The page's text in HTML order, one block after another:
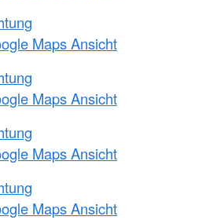
Maps Ansicht
Maps Ansicht
Maps Ansicht
Maps Ansicht